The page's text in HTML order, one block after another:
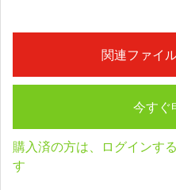
関連ファイ
今すぐ
購入済の方は、ログインす
す